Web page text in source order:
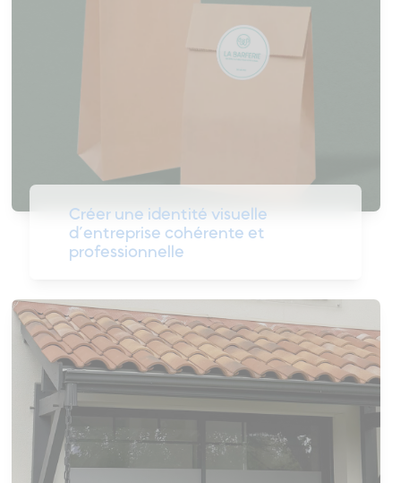
Créer une identité visuelle
d’entreprise cohérente et
professionnelle